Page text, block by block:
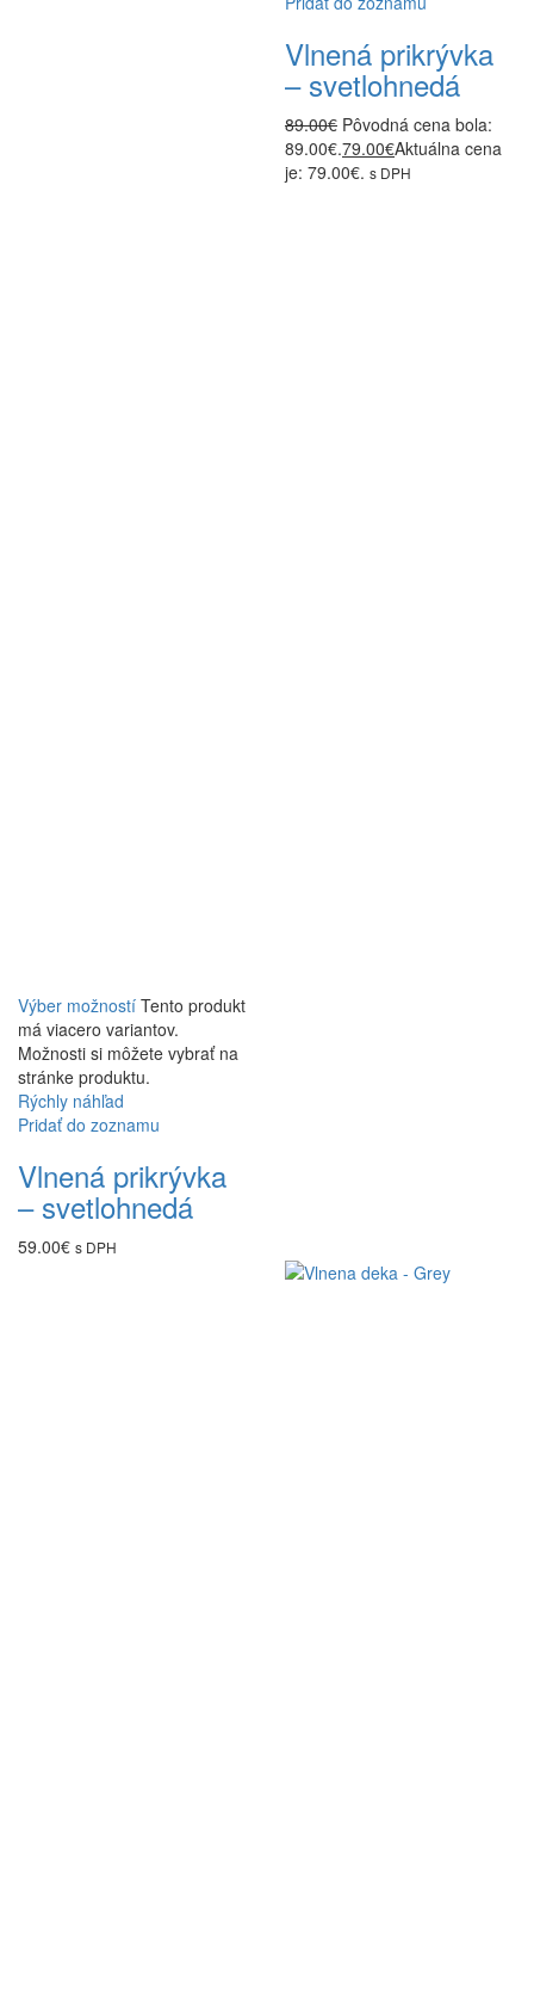
Výber možností Tento produkt
má viacero variantov.
Možnosti si môžete vybrať na
stránke produktu.
Rýchly náhľad
Pridať do zoznamu
Vlnená prikrývka
– svetlohnedá
59.00€ s DPH
Vlnená prikrývka
– svetlohnedá
89.00€ Pôvodná cena bola:
89.00€.79.00€Aktuálna cena
je: 79.00€. s DPH